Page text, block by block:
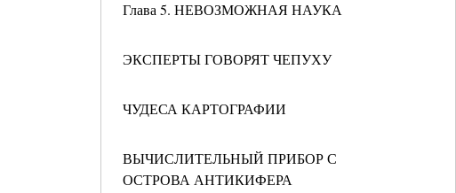
Глава 5. НЕВОЗМОЖНАЯ НАУКА
ЭКСПЕРТЫ ГОВОРЯТ ЧЕПУХУ
ЧУДЕСА КАРТОГРАФИИ
ВЫЧИСЛИТЕЛЬНЫЙ ПРИБОР С
ОСТРОВА АНТИКИФЕРА